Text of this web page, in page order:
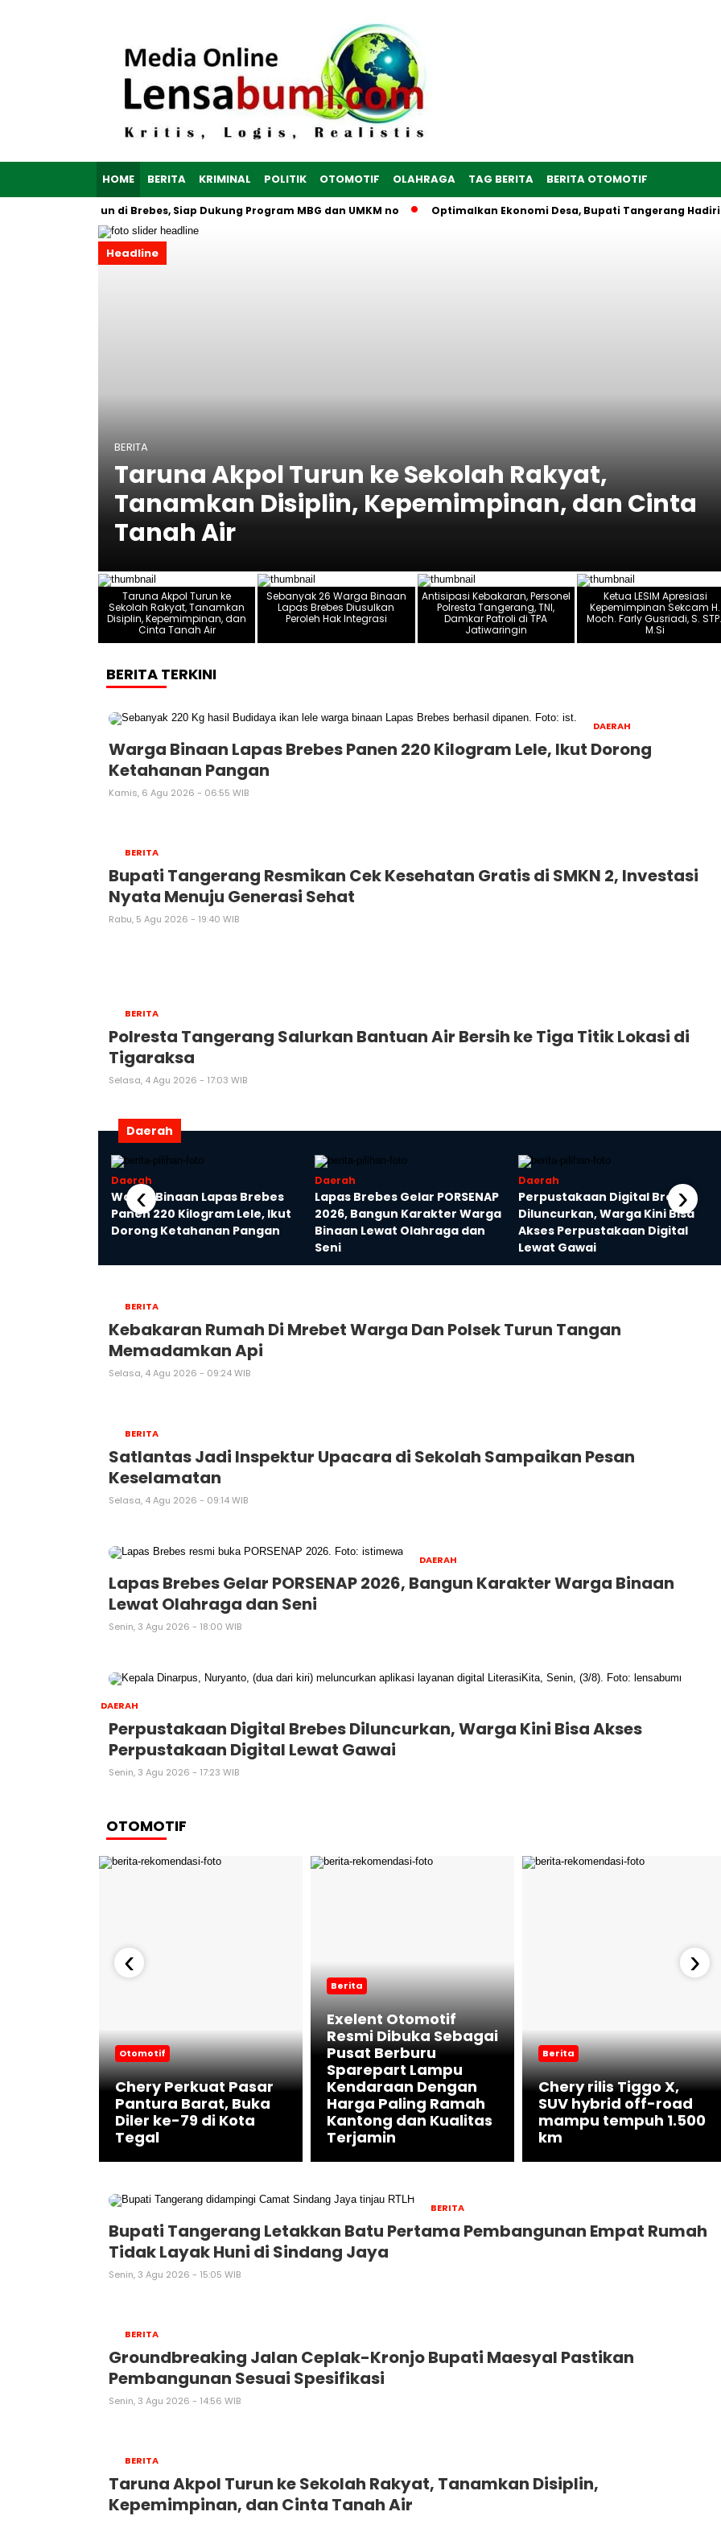
HOME BERITA KRIMINAL POLITIK OTOMOTIF OLAHRAGA TAG BERITA BERITA OTOMOTIF
Dibangun di Brebes, Siap Dukung Program MBG dan UMKM no Optimalkan Ekonomi Desa, Bupati Tangerang Hadiri
Headline
BERITA
Sebanyak 26 Warga Binaan Lapas Brebes
Diusulkan Peroleh Hak Integrasi
Taruna Akpol Turun ke
Sekolah Rakyat, Tanamkan
Disiplin, Kepemimpinan, dan
Cinta Tanah Air
Sebanyak 26 Warga Binaan
Lapas Brebes Diusulkan
Peroleh Hak Integrasi
Antisipasi Kebakaran, Personel
Polresta Tangerang, TNI,
Damkar Patroli di TPA
Jatiwaringin
Ketua LESIM Apresiasi
Kepemimpinan Sekcam H.
Moch. Farly Gusriadi, S.
M.Si
BERITA TERKINI
DAERAH
Warga Binaan Lapas Brebes Panen 220 Kilogram Lele, Ikut Dorong
Ketahanan Pangan
Kamis, 6 Agu 2026 - 06:55 WIB
BERITA
‎Bupati Tangerang Resmikan Cek Kesehatan Gratis di SMKN 2, Investasi
Nyata Menuju Generasi Sehat
Rabu, 5 Agu 2026 - 19:40 WIB
BERITA
Polresta Tangerang Salurkan Bantuan Air Bersih ke Tiga Titik Lokasi di
Tigaraksa
Selasa, 4 Agu 2026 - 17:03 WIB
Daerah
Daerah
Warga Binaan Lapas Brebes
Panen 220 Kilogram Lele, Ikut
Dorong Ketahanan Pangan
Daerah
Lapas Brebes Gelar PORSENAP
2026, Bangun Karakter Warga
Binaan Lewat Olahraga dan
Seni
Daerah
Perpustakaan Digital Brebes
Diluncurkan, Warga Kini Bisa
Akses Perpustakaan Digital
Lewat Gawai
‹ ›
BERITA
Kebakaran Rumah Di Mrebet Warga Dan Polsek Turun Tangan
Memadamkan Api
Selasa, 4 Agu 2026 - 09:24 WIB
BERITA
Satlantas Jadi Inspektur Upacara di Sekolah Sampaikan Pesan
Keselamatan
Selasa, 4 Agu 2026 - 09:14 WIB
DAERAH
Lapas Brebes Gelar PORSENAP 2026, Bangun Karakter Warga Binaan
Lewat Olahraga dan Seni
Senin, 3 Agu 2026 - 18:00 WIB
DAERAH
Perpustakaan Digital Brebes Diluncurkan, Warga Kini Bisa Akses
Perpustakaan Digital Lewat Gawai
Senin, 3 Agu 2026 - 17:23 WIB
OTOMOTIF
Otomotif
Chery Perkuat Pasar
Pantura Barat, Buka
Diler ke-79 di Kota
Tegal
Berita
Exelent Otomotif
Resmi Dibuka Sebagai
Pusat Berburu
Sparepart Lampu
Kendaraan Dengan
Harga Paling Ramah
Kantong dan Kualitas
Terjamin
Berita
Chery rilis Tiggo X,
SUV hybrid off-road
mampu tempuh 1.500
km
‹ ›
BERITA
Bupati Tangerang Letakkan Batu Pertama Pembangunan Empat Rumah
Tidak Layak Huni di Sindang Jaya
Senin, 3 Agu 2026 - 15:05 WIB
BERITA
Groundbreaking Jalan Ceplak-Kronjo Bupati Maesyal Pastikan
Pembangunan Sesuai Spesifikasi
Senin, 3 Agu 2026 - 14:56 WIB
BERITA
Taruna Akpol Turun ke Sekolah Rakyat, Tanamkan Disiplin,
Kepemimpinan, dan Cinta Tanah Air